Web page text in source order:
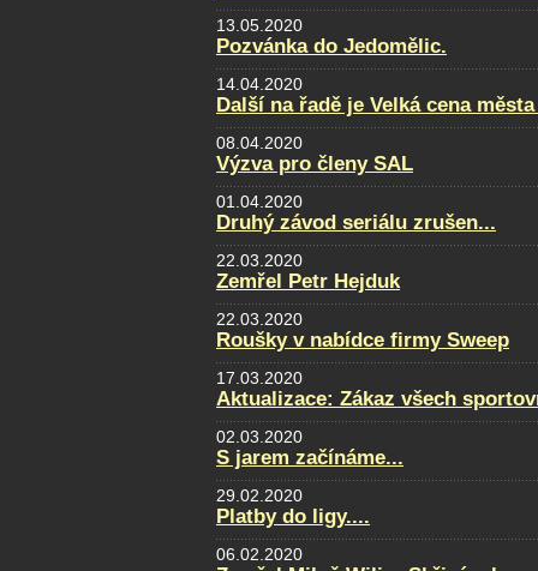
13.05.2020
Pozvánka do Jedomělic.
14.04.2020
Další na řadě je Velká cena
08.04.2020
Výzva pro členy SAL
01.04.2020
Druhý závod seriálu zrušen...
22.03.2020
Zemřel Petr Hejduk
22.03.2020
Roušky v nabídce firmy Sweep
17.03.2020
Aktualizace: Zákaz všech
02.03.2020
S jarem začínáme...
29.02.2020
Platby do ligy....
06.02.2020